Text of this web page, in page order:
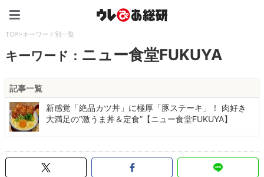
TOP>キーワード別一覧
キーワード： ニュー食堂FUKUYA
記事一覧
新感覚「絶品カツ丼」に極厚「豚ステーキ」！ 肉好き
大満足の“激うま丼＆定食”【ニュー食堂FUKUYA】